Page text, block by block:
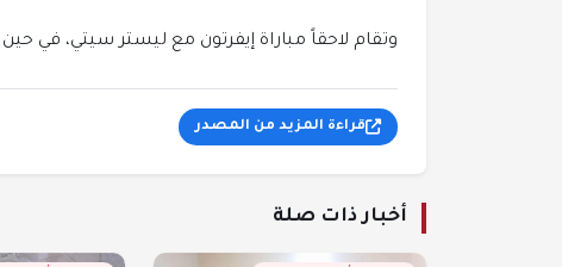
وتقام لاحقاً مباراة إيفرتون مع ليستر سيتي، في حين
قراءة المزيد من المصدر
أخبار ذات صلة